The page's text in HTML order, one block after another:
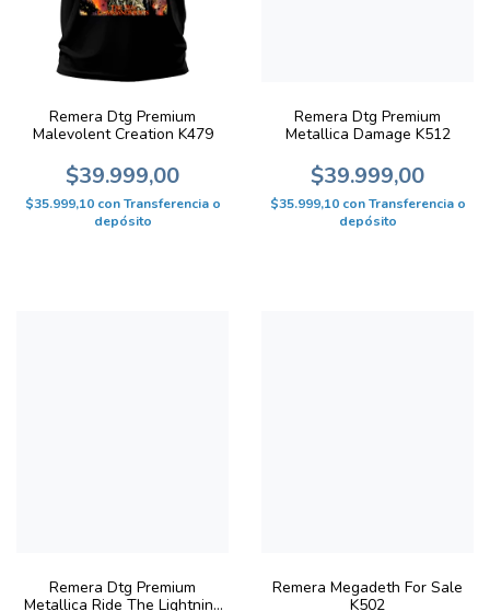
Remera Dtg Premium
Malevolent Creation K479
$39.999,00
$35.999,10 con Transferencia o
depósito
Remera Dtg Premium
Metallica Damage K512
$39.999,00
$35.999,10 con Transferencia o
depósito
Remera Dtg Premium
Metallica Ride The Lightning
Remera Megadeth For Sale
K502